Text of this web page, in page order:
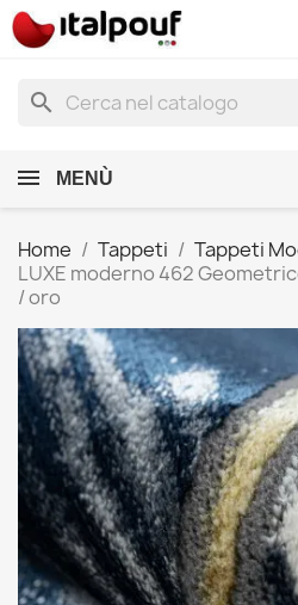
search
MENÙ
Home Tappeti Tappeti
LUXE moderno 462
/ oro